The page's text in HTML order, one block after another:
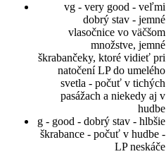
vg - very good - veľmi
dobrý stav - jemné
vlasočnice vo väčšom
množstve, jemné
škrabančeky, ktoré vidieť pri
natočení LP do umelého
svetla - počuť v tichých
pasážach a niekedy aj v
hudbe
g - good - dobrý stav - hlbšie
škrabance - počuť v hudbe -
LP neskáče